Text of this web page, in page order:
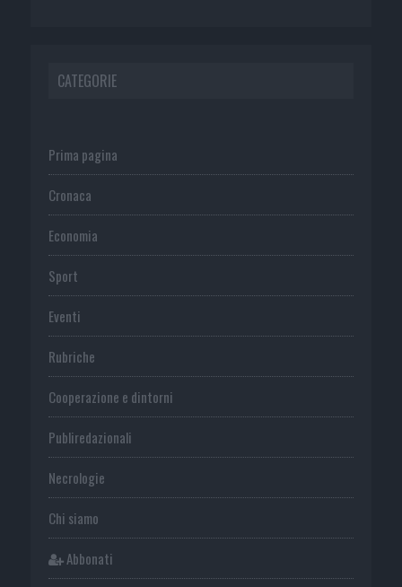
CATEGORIE
Prima pagina
Cronaca
Economia
Sport
Eventi
Rubriche
Cooperazione e dintorni
Publiredazionali
Necrologie
Chi siamo
Abbonati